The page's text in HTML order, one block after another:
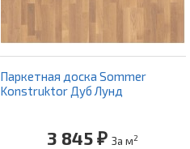
Паркетная доска Sommer
Konstruktor Дуб Лунд
3 845 ₽За м2